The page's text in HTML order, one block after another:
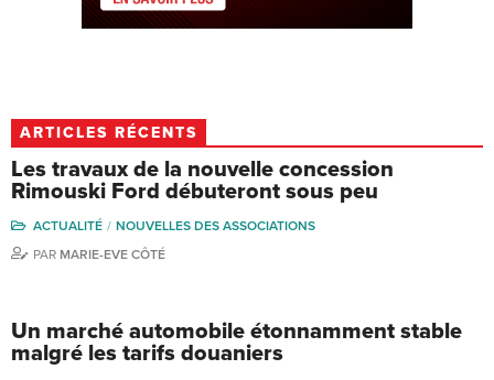
ARTICLES RÉCENTS
Les travaux de la nouvelle concession
Rimouski Ford débuteront sous peu
ACTUALITÉ
NOUVELLES DES ASSOCIATIONS
PAR MARIE-EVE CÔTÉ
Un marché automobile étonnamment stable
malgré les tarifs douaniers